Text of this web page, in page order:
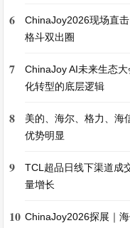
6
ChinaJoy2026现场直
格斗双出圈
7
ChinaJoy AI未来生态
化转型的底层逻辑
8
美的、海尔、格力、海
优势明显
9
TCL超品日线下渠道成
量增长
10 ChinaJoy2026探展｜